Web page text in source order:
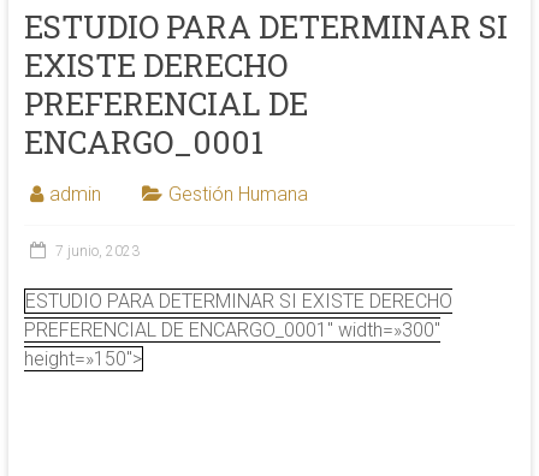
ESTUDIO PARA DETERMINAR SI
EXISTE DERECHO
PREFERENCIAL DE
ENCARGO_0001
admin Gestión Humana
7 junio, 2023
ESTUDIO PARA DETERMINAR SI EXISTE DERECHO
PREFERENCIAL DE ENCARGO_0001″ width=»300″
height=»150″>